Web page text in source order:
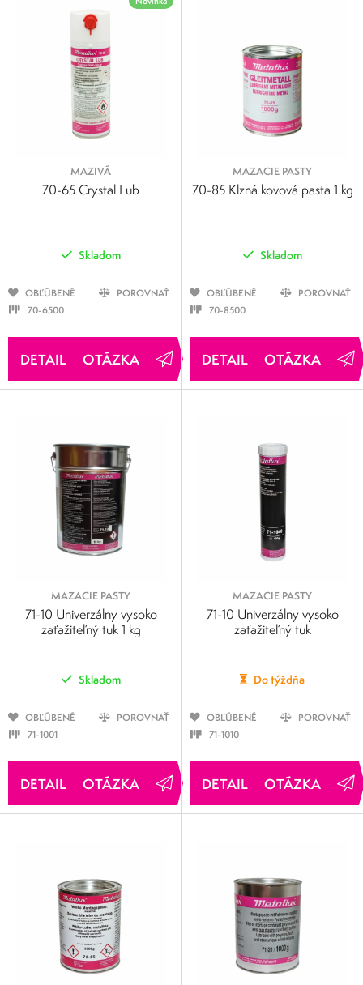
MAZIVÁ
70-65 Crystal Lub
Skladom
OBĽÚBENÉ
POROVNAŤ
70-6500
OTÁZKA
MAZACIE PASTY
70-85 Klzná kovová pasta 1 kg
Skladom
OBĽÚBENÉ
POROVNAŤ
70-8500
OTÁZKA
MAZACIE PASTY
71-10 Univerzálny vysoko
zaťažiteľný tuk 1 kg
Skladom
OBĽÚBENÉ
POROVNAŤ
71-1001
OTÁZKA
MAZACIE PASTY
71-10 Univerzálny vysoko
zaťažiteľný tuk
Do týždňa
OBĽÚBENÉ
POROVNAŤ
71-1010
OTÁZKA